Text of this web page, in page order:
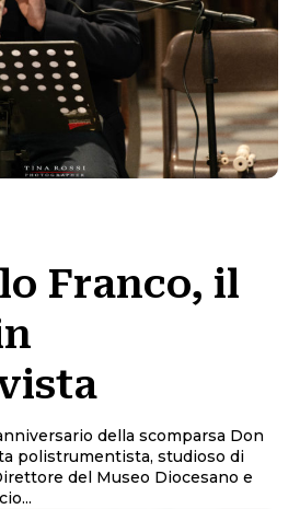
Franco, il
della scomparsa Don
polistrumentista, studioso di
del Museo Diocesano e